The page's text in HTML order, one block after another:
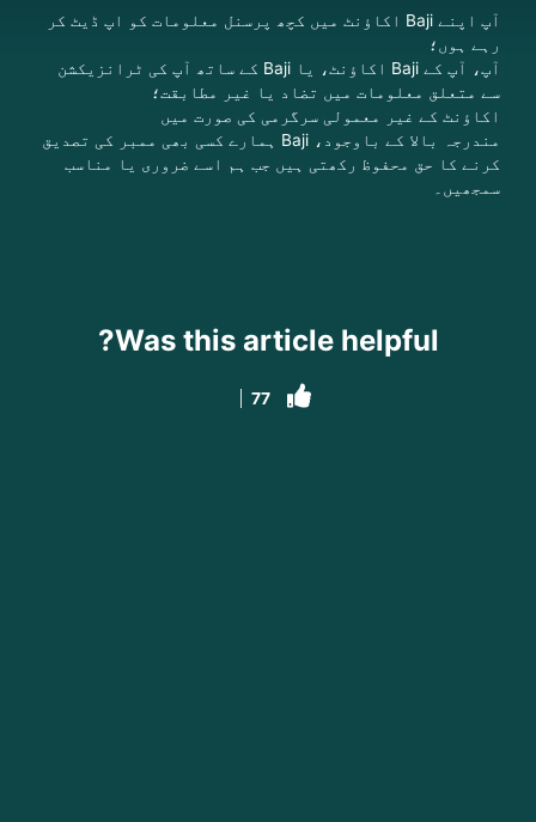
آپ اپنے Baji اکاؤنٹ میں کچھ پرسنل معلومات کو اپ ڈیٹ کر
رہے ہوں؛
آپ، آپ کے Baji اکاؤنٹ، یا Baji کے ساتھ آپ کی ٹرانزیکشن
سے متعلق معلومات میں تضاد یا غیر مطابقت؛
اکاؤنٹ کے غیر معمولی سرگرمی کی صورت میں
مندرجہ بالا کے باوجود، Baji ہمارے کسی بھی ممبر کی تصدیق
کرنے کا حق محفوظ رکھتی ہیں جب ہم اسے ضروری یا مناسب
سمجھیں۔
Was this article helpful?
77